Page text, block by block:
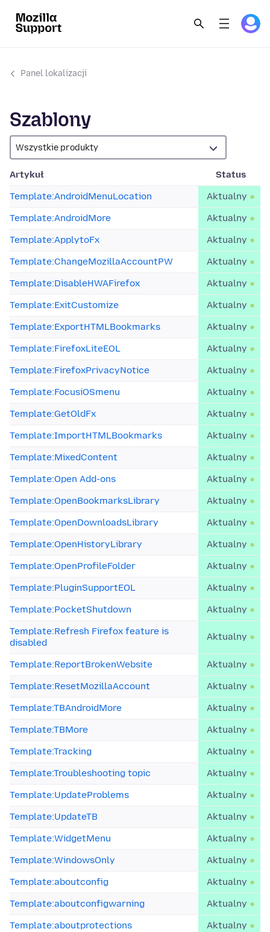
Panel lokalizacji
Szablony
Artykuł
Status
Template:AndroidMenuLocation
Aktualny
Template:AndroidMore
Aktualny
Template:ApplytoFx
Aktualny
Template:ChangeMozillaAccountPW
Aktualny
Template:DisableHWAFirefox
Aktualny
Template:ExitCustomize
Aktualny
Template:ExportHTMLBookmarks
Aktualny
Template:FirefoxLiteEOL
Aktualny
Template:FirefoxPrivacyNotice
Aktualny
Template:FocusiOSmenu
Aktualny
Template:GetOldFx
Aktualny
Template:ImportHTMLBookmarks
Aktualny
Template:MixedContent
Aktualny
Template:Open Add-ons
Aktualny
Template:OpenBookmarksLibrary
Aktualny
Template:OpenDownloadsLibrary
Aktualny
Template:OpenHistoryLibrary
Aktualny
Template:OpenProfileFolder
Aktualny
Template:PluginSupportEOL
Aktualny
Template:PocketShutdown
Aktualny
Template:Refresh Firefox feature is
disabled
Aktualny
Template:ReportBrokenWebsite
Aktualny
Template:ResetMozillaAccount
Aktualny
Template:TBAndroidMore
Aktualny
Template:TBMore
Aktualny
Template:Tracking
Aktualny
Template:Troubleshooting topic
Aktualny
Template:UpdateProblems
Aktualny
Template:UpdateTB
Aktualny
Template:WidgetMenu
Aktualny
Template:WindowsOnly
Aktualny
Template:aboutconfig
Aktualny
Template:aboutconfigwarning
Aktualny
Template:aboutprotections
Aktualny